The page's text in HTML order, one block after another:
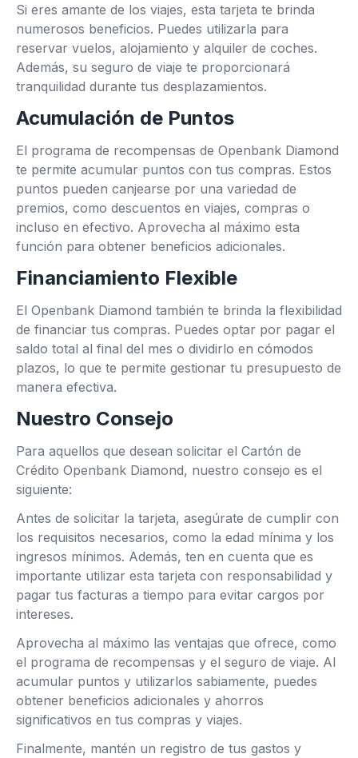
Si eres amante de los viajes, esta tarjeta te brinda
numerosos beneficios. Puedes utilizarla para
reservar vuelos, alojamiento y alquiler de coches.
Además, su seguro de viaje te proporcionará
tranquilidad durante tus desplazamientos.
Acumulación de Puntos
El programa de recompensas de Openbank Diamond
te permite acumular puntos con tus compras. Estos
puntos pueden canjearse por una variedad de
premios, como descuentos en viajes, compras o
incluso en efectivo. Aprovecha al máximo esta
función para obtener beneficios adicionales.
Financiamiento Flexible
El Openbank Diamond también te brinda la flexibilidad
de financiar tus compras. Puedes optar por pagar el
saldo total al final del mes o dividirlo en cómodos
plazos, lo que te permite gestionar tu presupuesto de
manera efectiva.
Nuestro Consejo
Para aquellos que desean solicitar el Cartón de
Crédito Openbank Diamond, nuestro consejo es el
siguiente:
Antes de solicitar la tarjeta, asegúrate de cumplir con
los requisitos necesarios, como la edad mínima y los
ingresos mínimos. Además, ten en cuenta que es
importante utilizar esta tarjeta con responsabilidad y
pagar tus facturas a tiempo para evitar cargos por
intereses.
Aprovecha al máximo las ventajas que ofrece, como
el programa de recompensas y el seguro de viaje. Al
acumular puntos y utilizarlos sabiamente, puedes
obtener beneficios adicionales y ahorros
significativos en tus compras y viajes.
Finalmente, mantén un registro de tus gastos y